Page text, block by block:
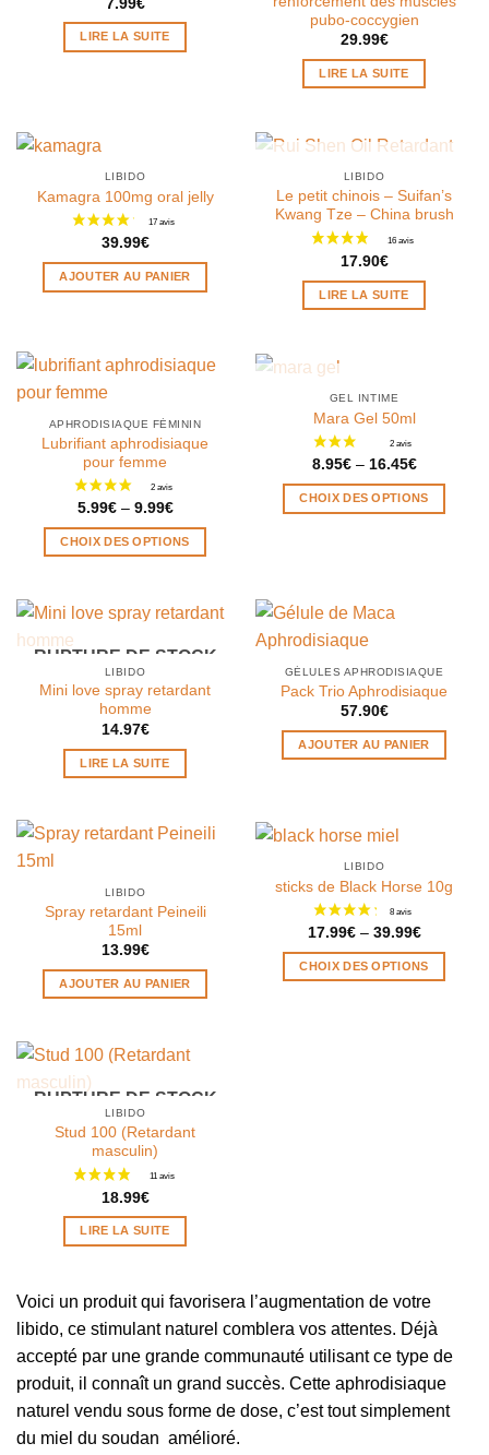
7.99€
LIRE LA SUITE
pubo-coccygien
29.99€
LIRE LA SUITE
LIBIDO
Kamagra 100mg oral jelly
39.99€
AJOUTER AU PANIER
RUPTURE DE STOCK
LIBIDO
Le petit chinois – Suifan’s
Kwang Tze – China brush
17.90€
LIRE LA SUITE
APHRODISIAQUE FÉMININ
Lubrifiant aphrodisiaque
pour femme
5.99€– 9.99€
CHOIX DES OPTIONS
a
variations.
options
peuvent
être
choisies
page
produit
RUPTURE DE STOCK
GEL INTIME
Mara Gel 50ml
8.95€– 16.45€
CHOIX DES OPTIONS
variations.
Les
peuvent
être
choisies
sur
produit
RUPTURE DE STOCK
LIBIDO
Mini love spray retardant
homme
14.97€
LIRE LA SUITE
GÉLULES APHRODISIAQUE
Pack Trio Aphrodisiaque
57.90€
AJOUTER AU PANIER
LIBIDO
Spray retardant Peineili
15ml
13.99€
AJOUTER AU PANIER
LIBIDO
sticks de Black Horse 10g
17.99€– 39.99€
CHOIX DES OPTIONS
produit
RUPTURE DE STOCK
LIBIDO
Stud 100 (Retardant
masculin)
18.99€
LIRE LA SUITE
Voici un produit qui favorisera l’augmentation de votre
libido, ce stimulant naturel comblera vos attentes. Déjà
accepté par une grande communauté utilisant ce type de
produit, il connaît un grand succès. Cette aphrodisiaque
naturel vendu sous forme de dose, c’est tout simplement
du miel du soudan amélioré.